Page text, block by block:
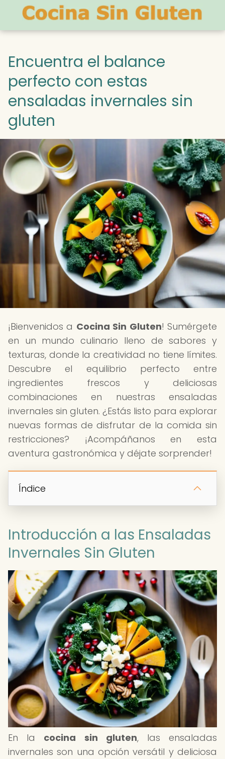
Encuentra el balance
perfecto con estas
ensaladas invernales sin
gluten
¡Bienvenidos a Cocina Sin Gluten! Sumérgete
en un mundo culinario lleno de sabores y
texturas, donde la creatividad no tiene límites.
Descubre el equilibrio perfecto entre
ingredientes frescos y deliciosas
combinaciones en nuestras ensaladas
invernales sin gluten. ¿Estás listo para explorar
nuevas formas de disfrutar de la comida sin
restricciones? ¡Acompáñanos en esta
aventura gastronómica y déjate sorprender!
Índice
Introducción a las Ensaladas
Invernales Sin Gluten
En la cocina sin gluten, las ensaladas
invernales son una opción versátil y deliciosa